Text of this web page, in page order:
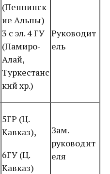
(Пеннинск
ие Альпы)
3 с эл. 4 ГУ
(Памиро-
Алай,
Туркестанс
кий хр.)
Руководит
ель
5ГР (Ц.
Кавказ),
6ГУ (Ц.
Кавказ)
Зам.
руководит
еля